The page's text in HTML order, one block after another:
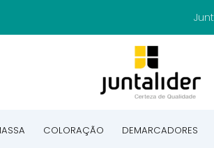
COLORAÇÃO DEMARCADORES